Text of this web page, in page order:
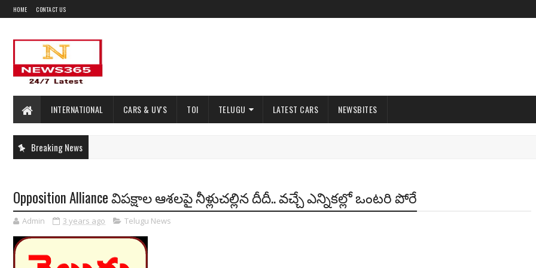
HOME CONTACT US
INTERNATIONAL CARS & UV'S TOI TELUGU LATEST CARS NEWSBITES
Breaking News
Opposition Alliance విపక్షాల ఆశలపై నీళ్లుచల్లిన దీదీ.. వచ్చే ఎన్నికల్లో ఒంటరి పోరే
Admin 3 years ago Telugu News